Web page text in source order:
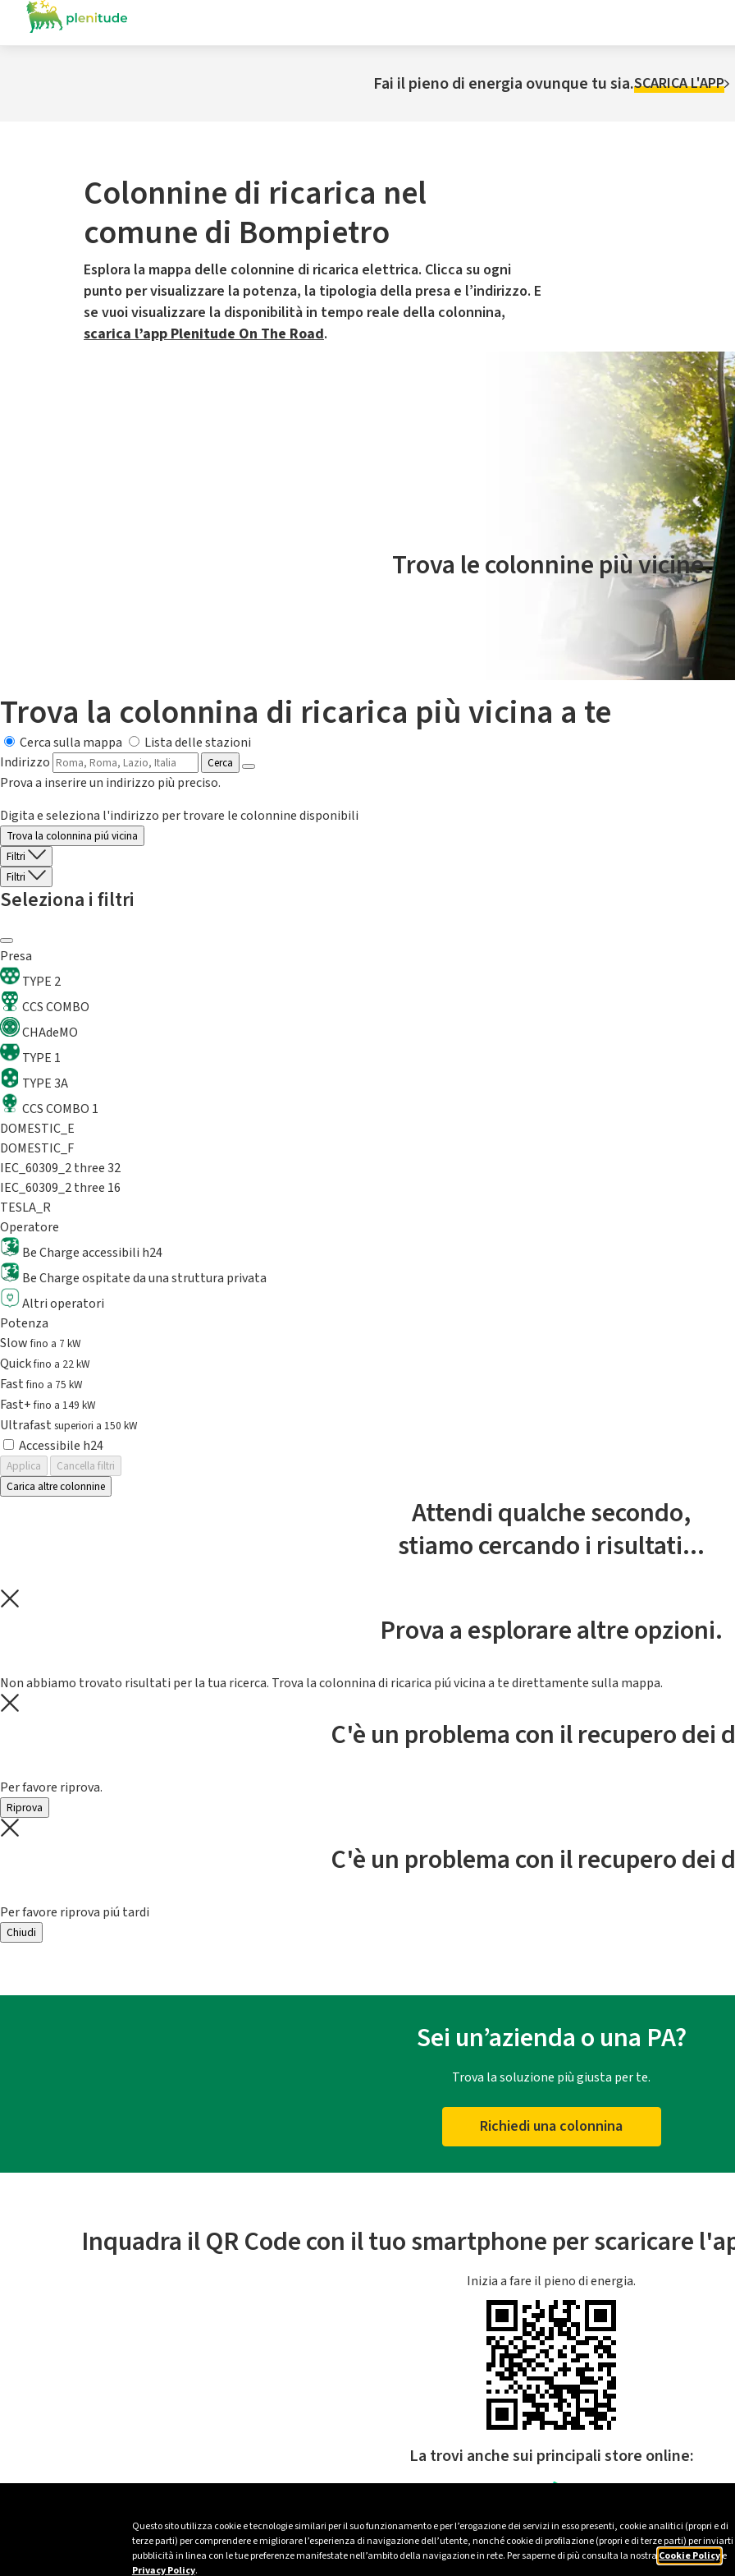
Questo sito utilizza cookie e tecnologie similari per il suo funzionamento e per l’erogazione dei servizi in esso presenti, cookie analitici (propri e di
terze parti) per comprendere e migliorare l’esperienza di navigazione dell’utente, nonché cookie di profilazione (propri e di terze parti) per inviarti
pubblicità in linea con le tue preferenze manifestate nell’ambito della navigazione in rete. Per saperne di più consulta la nostra Cookie Policye
Privacy Policy.
Fai il pieno di energia ovunque tu sia.SCARICA L'APP
Colonnine di ricarica nel
comune di Bompietro
Esplora la mappa delle colonnine di ricarica elettrica. Clicca su ogni
punto per visualizzare la potenza, la tipologia della presa e l’indirizzo. E
se vuoi visualizzare la disponibilità in tempo reale della colonnina,
scarica l’app Plenitude On The Road.
Il servizio di mobilità elettrica è gestito da Plenitude On The Road
Trova le colonnine più vicine.
Trova la colonnina di ricarica più vicina a te
Cerca sulla mappa
Lista delle stazioni
Indirizzo
Cerca
Prova a inserire un indirizzo più preciso.
Digita e seleziona l'indirizzo per trovare le colonnine disponibili
Trova la colonnina piú vicina
Filtri
Filtri
Seleziona i filtri
Presa
TYPE 2
CCS COMBO
CHAdeMO
TYPE 1
TYPE 3A
CCS COMBO 1
DOMESTIC_E
DOMESTIC_F
IEC_60309_2 three 32
IEC_60309_2 three 16
TESLA_R
Operatore
Be Charge accessibili h24
Be Charge ospitate da una struttura privata
Altri operatori
Potenza
Slowfino a 7 kW
Quickfino a 22 kW
Fastfino a 75 kW
Fast+fino a 149 kW
Ultrafast superiori a 150 kW
Accessibile h24
Applica
Cancella filtri
Carica altre colonnine
Attendi qualche secondo,
stiamo cercando i risultati...
Prova a esplorare altre opzioni.
Non abbiamo trovato risultati per la tua ricerca. Trova la colonnina di ricarica piú vicina a te direttamente sulla mappa.
C'è un problema con il recupero dei
Per favore riprova.
Riprova
C'è un problema con il recupero dei
Per favore riprova piú tardi
Chiudi
Sei un’azienda o una PA?
Trova la soluzione più giusta per te.
Richiedi una colonnina
Inquadra il QR Code con il tuo smartphone per scaricare
Inizia a fare il pieno di energia.
La trovi anche sui principali store online: